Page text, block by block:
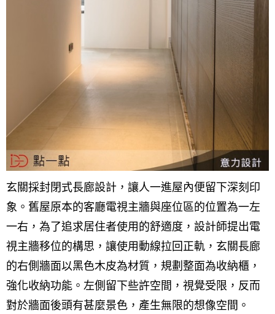
玄關採封閉式長廊設計，讓人一進屋內便留下深刻印
象。舊屋原本的客廳電視主牆與座位區的位置為一左
一右，為了追求居住者使用的舒適度，設計師提出電
視主牆移位的構思，讓使用動線拉回正軌，玄關長廊
的右側牆面以黑色木皮為材質，規劃整面為收納櫃，
強化收納功能。左側留下些許空間，視覺受限，反而
對於牆面後頭有甚麼景色，產生無限的想像空間。